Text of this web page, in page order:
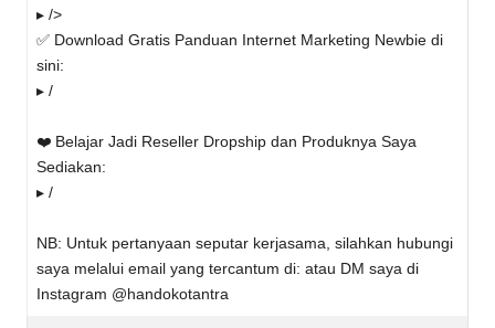
▸ />
✅ Download Gratis Panduan Internet Marketing Newbie di
sini:
▸ /
❤️ Belajar Jadi Reseller Dropship dan Produknya Saya
Sediakan:
▸ /
NB: Untuk pertanyaan seputar kerjasama, silahkan hubungi
saya melalui email yang tercantum di: atau DM saya di
Instagram @handokotantra